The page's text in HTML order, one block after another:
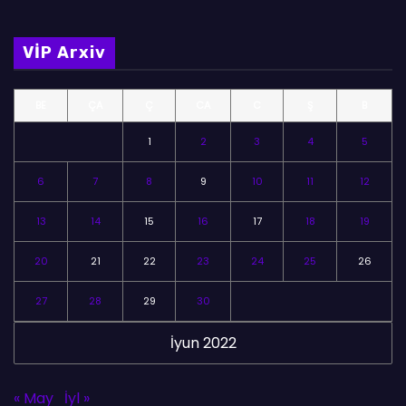
VİP Arxiv
İyun 2022
1 2 3 4 5
6 7 8 9 10 11 12
13 14 15 16 17 18 19
20 21 22 23 24 25 26
27 28 29 30
« May İyl »